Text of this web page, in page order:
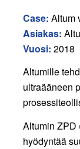
Case: Altum
Asiakas:
Vuosi: 2018
Altumille
ultraääneen
Altumin ZPD
hyödyntää